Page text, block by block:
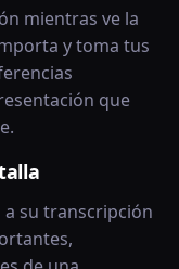
mientras ve la
y toma tus
que
su transcripción